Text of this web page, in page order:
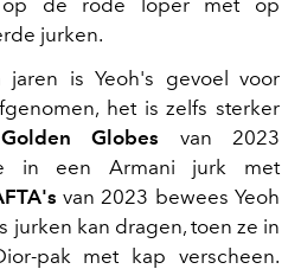
jurken.
is Yeoh's gevoel voor
het is zelfs sterker
Golden Globes van 2023
in een Armani jurk met
van 2023 bewees Yeoh
jurken kan dragen, toen ze in
pak met kap verscheen.